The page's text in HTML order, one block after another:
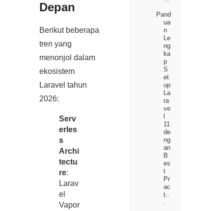
Depan
Berikut beberapa
tren yang
menonjol dalam
ekosistem
Laravel tahun
2026:
Serv
erles
s
Archi
tectu
re:
Larav
el
Vapor
Pand
ua
n
Le
ng
ka
p
S
et
up
La
ra
ve
11
de
ng
an
B
es
t
Pr
ac
t..
.